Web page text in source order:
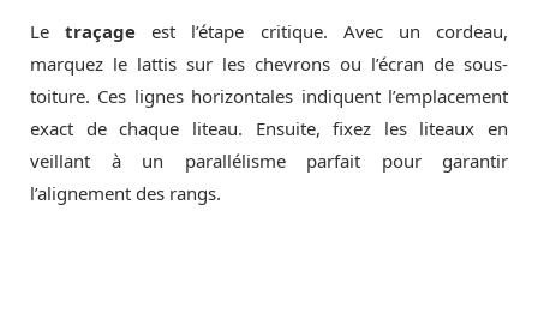
Letraçage est l’étape critique. Avec un cordeau,
marquez le lattis sur les chevrons ou l’écran de sous-
toiture. Ces lignes horizontales indiquent l’emplacement
exact de chaque liteau. Ensuite, fixez les liteaux en
veillant à un parallélisme parfait pour garantir
l’alignement des rangs.